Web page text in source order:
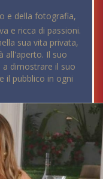
e della fotografia,
e ricca di passioni.
sua vita privata,
all'aperto. Il suo
dimostrare il suo
il pubblico in ogni